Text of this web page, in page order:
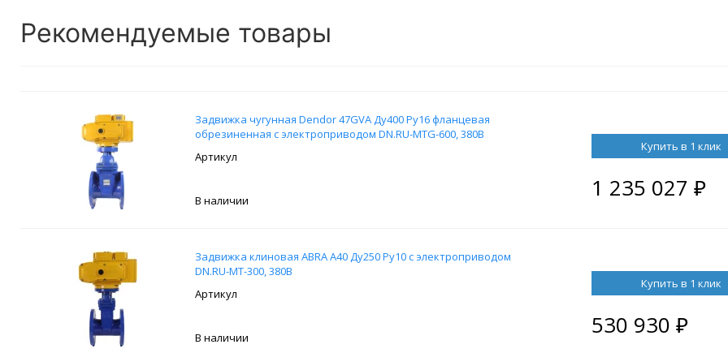
Рекомендуемые товары
Задвижка чугунная Dendor 47GVA Ду400 Ру16 фланцевая
обрезиненная с электроприводом DN.RU-MTG-600, 380В
В наличии
Купить в 1 клик
1 235 027₽
Задвижка клиновая ABRA A40 Ду250 Ру10 с электроприводом
DN.RU-МТ-300, 380В
В наличии
Купить в 1 клик
530 930₽